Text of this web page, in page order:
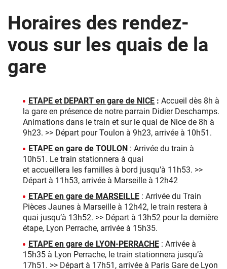
Horaires des rendez-
vous sur les quais de la
gare
ETAPE et DEPART en gare de NICE : Accueil dès 8h à
la gare en présence de notre parrain Didier Deschamps.
Animations dans le train et sur le quai de Nice de 8h à
9h23. >> Départ pour Toulon à 9h23, arrivée à 10h51.
ETAPE en gare de TOULON : Arrivée du train à
10h51. Le train stationnera à quai
et accueillera les familles à bord jusqu’à 11h53. >>
Départ à 11h53, arrivée à Marseille à 12h42
ETAPE en gare de MARSEILLE : Arrivée du Train
Pièces Jaunes à Marseille à 12h42, le train restera à
quai jusqu’à 13h52. >> Départ à 13h52 pour la dernière
étape, Lyon Perrache, arrivée à 15h35.
ETAPE en gare de LYON-PERRACHE : Arrivée à
15h35 à Lyon Perrache, le train stationnera jusqu’à
17h51. >> Départ à 17h51, arrivée à Paris Gare de Lyon